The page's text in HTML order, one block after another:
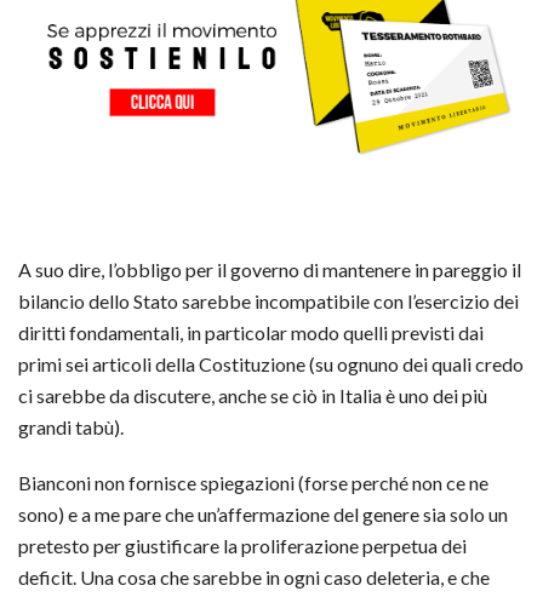
A suo dire, l’obbligo per il governo di mantenere in pareggio il
bilancio dello Stato sarebbe incompatibile con l’esercizio dei
diritti fondamentali, in particolar modo quelli previsti dai
primi sei articoli della Costituzione (su ognuno dei quali credo
ci sarebbe da discutere, anche se ciò in Italia è uno dei più
grandi tabù).
Bianconi non fornisce spiegazioni (forse perché non ce ne
sono) e a me pare che un’affermazione del genere sia solo un
pretesto per giustificare la proliferazione perpetua dei
deficit. Una cosa che sarebbe in ogni caso deleteria, e che